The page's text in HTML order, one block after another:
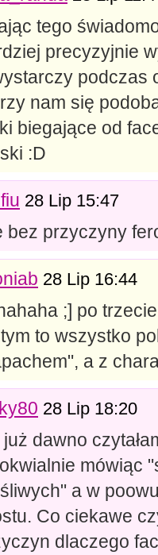
tego
precyzyjnie
podczas
nam się
biegające od
:D
28 Lip 15:47
bez przyczyny
28 Lip 16:44
;] po
to wszystko
a z
28 Lip 18:20
już dawno
mówiąc
a w
Co ciekawe
dlaczego